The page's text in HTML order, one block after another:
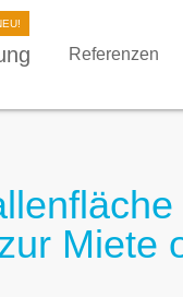
Referenzen
Miete